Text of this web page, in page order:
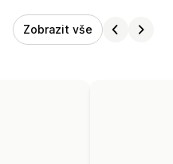
Zobrazit vše